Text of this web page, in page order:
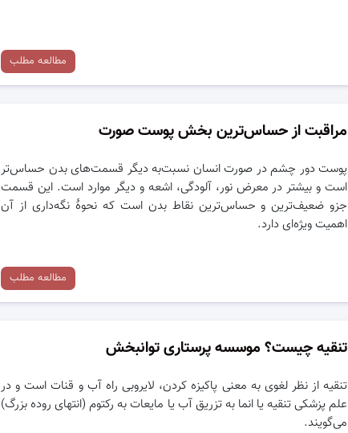
مطالعه مطلب
مراقبت از حساس‌ترین بخش پوست صورت
پوست دور چشم در صورت انسان نسبت‌به دیگر قسمت‌های بدن حساس‌تر
است و بیشتر در معرض نور، آلودگی، اشعه و دیگر موارد است. این قسمت
جزو ضعیف‌ترین و حساس‌ترین نقاط بدن است که نحوهٔ نگه‌داری از آن
اهمیت ویژه‌ای دارد.
مطالعه مطلب
تنقیه چیست؟ موسسه پرستاری توانبخش
تنقیه از نظر لغوی به معنی پاکیزه کردن، لایروبی راه آب و قنات است و در
علم پزشکی تنقیه یا انما به تزریق آب یا مایعات به رکتوم (انتهای روده بزرگ)
می‌گویند.